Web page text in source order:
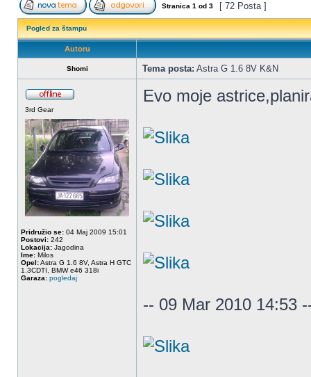
Stranica 1 od 3 [ 72 Posta ]
Pogled za štampu
Autoru
Shomi Tema posta: Astra G 1.6 8V K&N
3rd Gear
Pridružio se: 04 Maj 2009 15:01
Postovi: 242
Lokacija: Jagodina
Ime: Milos
Opel:Astra G 1.6 8V, Astra H GTC
1.3CDTI, BMW e46 318i
Garaza: pogledaj
Evo moje
-- 09 Mar 2010 14:53